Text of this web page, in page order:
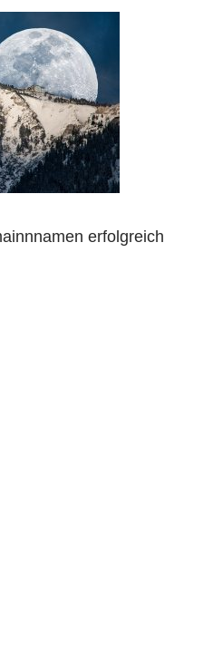
erfolgreich